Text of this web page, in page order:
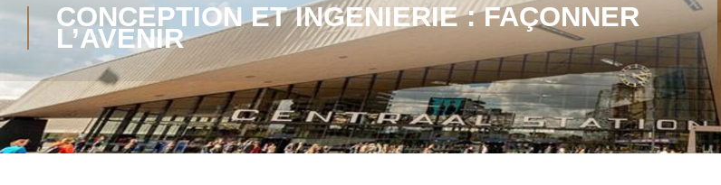
CONCEPTION ET INGÉNIERIE : FAÇONNER
L’AVENIR